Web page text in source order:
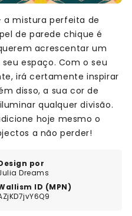
por
Dreams
ID (MPN)
a mistura perfeita de
de parede chique é
acrescentar um
espaço. Com o seu
irá certamente inspirar
disso, a sua cor de
qualquer divisão.
hoje mesmo o
a não perder!